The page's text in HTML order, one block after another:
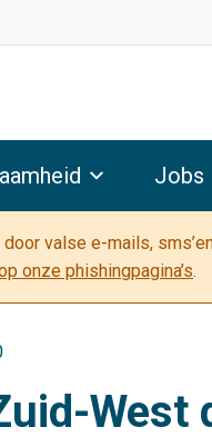
Jobs
valse e-mails,
onze phishingpagina’s.
West